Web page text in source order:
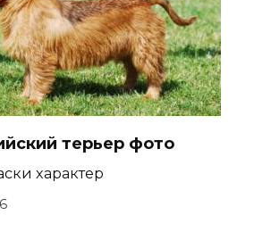
терьер фото
характер